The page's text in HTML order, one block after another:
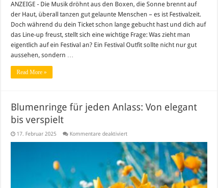
ANZEIGE - Die Musik dröhnt aus den Boxen, die Sonne brennt auf
der Haut, überall tanzen gut gelaunte Menschen – es ist Festivalzeit.
Doch während du dein Ticket schon lange gebucht hast und dich auf
das Line-up freust, stellt sich eine wichtige Frage: Was zieht man
eigentlich auf ein Festival an? Ein Festival Outfit sollte nicht nur gut
aussehen, sondern …
Read More »
Blumenringe für jeden Anlass: Von elegant
bis verspielt
17. Februar 2025 Kommentare deaktiviertfür
für
jeden
Anlass:
Von
elegant
bis
verspielt